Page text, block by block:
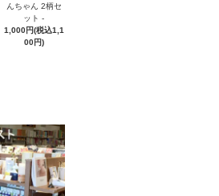
んちゃん 2柄セ
ット -
1,000円(税込1,1
00円)